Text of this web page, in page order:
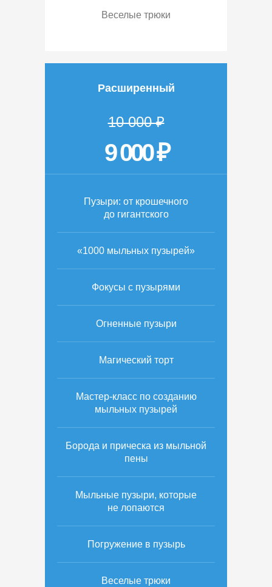
Веселые трюки
Расширенный
10 000 ₽
9 000 ₽
Пузыри: от крошечного
до гигантского
«1000 мыльных пузырей»
Фокусы с пузырями
Огненные пузыри
Магический торт
Мастер-класс по созданию
мыльных пузырей
Борода и прическа из мыльной
пены
Мыльные пузыри, которые
не лопаются
Погружение в пузырь
Веселые трюки